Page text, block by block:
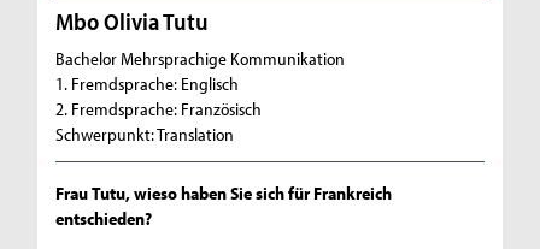
Mbo Olivia Tutu
Bachelor Mehrsprachige Kommunikation
1. Fremdsprache: Englisch
2. Fremdsprache: Französisch
Schwerpunkt: Translation
Frau Tutu, wieso haben Sie sich für Frankreich
entschieden?